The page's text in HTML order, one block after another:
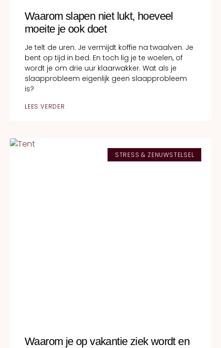
Waarom slapen niet lukt, hoeveel
moeite je ook doet
Je telt de uren. Je vermijdt koffie na twaalven. Je
bent op tijd in bed. En toch lig je te woelen, of
wordt je om drie uur klaarwakker. Wat als je
slaapprobleem eigenlijk geen slaapprobleem
is?
LEES VERDER
STRESS & ZENUWSTELSEL
Waarom je op vakantie ziek wordt en